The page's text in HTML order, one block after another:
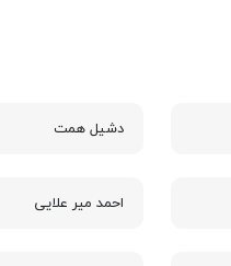
دشیل همت
احمد میر علایی